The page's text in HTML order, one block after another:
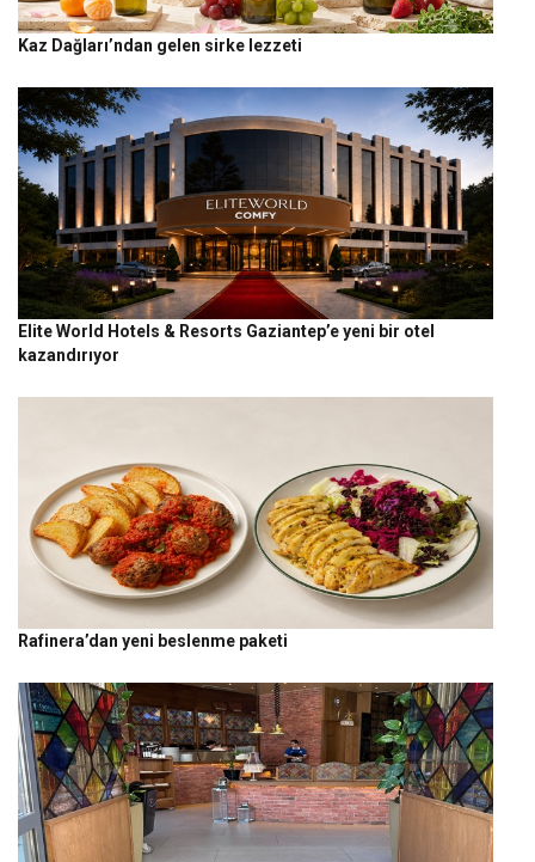
Kaz Dağları’ndan gelen sirke lezzeti
Elite World Hotels & Resorts Gaziantep’e yeni bir otel
kazandırıyor
Rafinera’dan yeni beslenme paketi